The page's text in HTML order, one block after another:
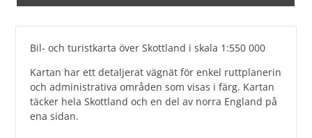
Bil- och turistkarta över Skottland i skala 1:550 000
Kartan har ett detaljerat vägnät för enkel ruttplanerin
och administrativa områden som visas i färg. Kartan
täcker hela Skottland och en del av norra England på
ena sidan.